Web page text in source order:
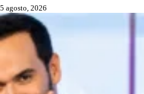
5 agosto, 2026